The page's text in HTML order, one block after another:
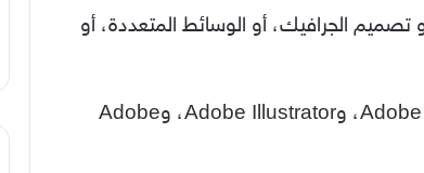
الجرافيك، أو الوسائط المتعددة، أو
إتقان برامج التصميم المتخصصة كـ Adobe Photoshop، وAdobe Illustrator، وAdobe